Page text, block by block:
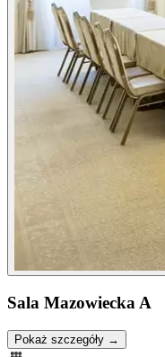
Sala Mazowiecka A
Pokaż szczegóły →